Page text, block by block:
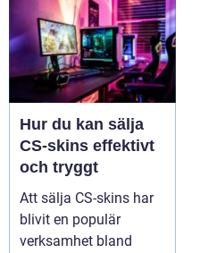
Hur du kan sälja
CS-skins effektivt
och tryggt
Att sälja CS-skins har
blivit en populär
verksamhet bland